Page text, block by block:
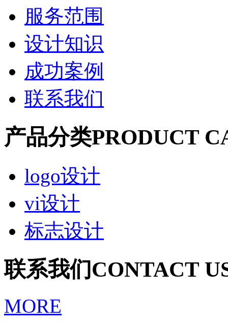
服务范围
设计知识
成功案例
联系我们
产品分类PRODUCT
logo设计
vi设计
标志设计
联系我们CONTACT
MORE